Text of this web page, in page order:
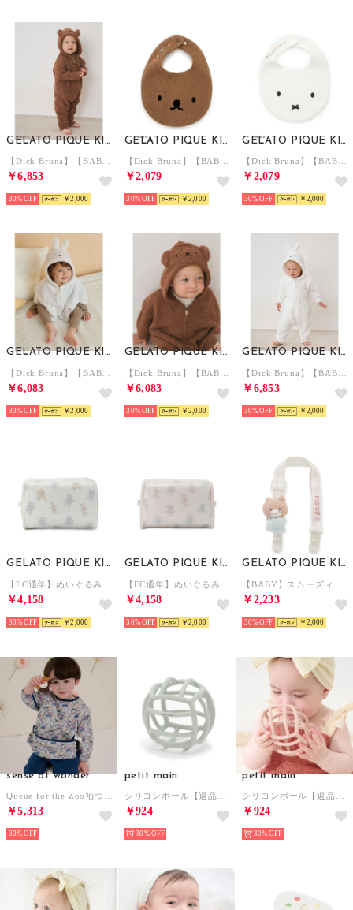
GELATO PIQUE KIDS & BABY
￥6,853
30% ￥2,000
GELATO PIQUE KIDS & BABY
￥2,079
30% ￥2,000
GELATO PIQUE KIDS & BABY
￥2,079
30% ￥2,000
GELATO PIQUE KIDS & BABY
￥6,083
30% ￥2,000
GELATO PIQUE KIDS & BABY
￥6,083
30% ￥2,000
GELATO PIQUE KIDS & BABY
￥6,853
30% ￥2,000
GELATO PIQUE KIDS & BABY
￥4,158
30% ￥2,000
GELATO PIQUE KIDS & BABY
￥4,158
30% ￥2,000
GELATO PIQUE KIDS & BABY
￥2,233
30% ￥2,000
sense of wonder
￥5,313
30%
petit main
￥924
30%
petit main
￥924
30%